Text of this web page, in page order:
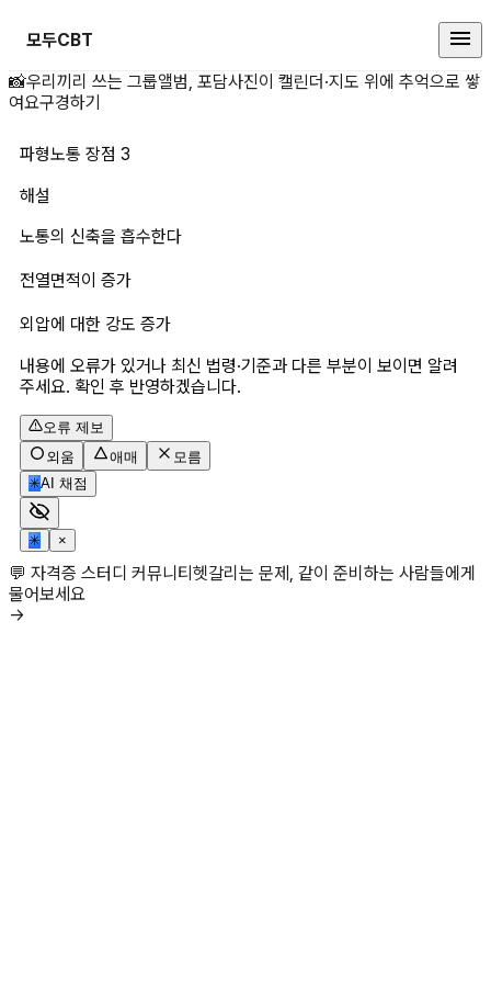
모두CBT
파형노통 장점 3 상세 페이지
📸우리끼리 쓰는 그룹앨범, 포담사진이 캘린더·지도 위에 추억으로 쌓
여요구경하기
파형노통 장점 3
해설
노통의 신축을 흡수한다
전열면적이 증가
외압에 대한 강도 증가
내용에 오류가 있거나 최신 법령·기준과 다른 부분이 보이면 알려
주세요. 확인 후 반영하겠습니다.
오류 제보
외움
애매
모름
✳AI 채점
✳ ×
💬 자격증 스터디 커뮤니티헷갈리는 문제, 같이 준비하는 사람들에게
물어보세요
→